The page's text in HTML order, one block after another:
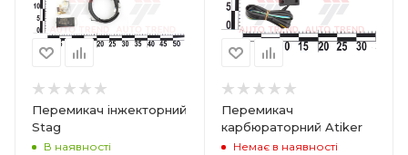
Перемикач інжекторний
Stag
В наявності
Перемикач
карбюраторний Atiker
Немає в наявності